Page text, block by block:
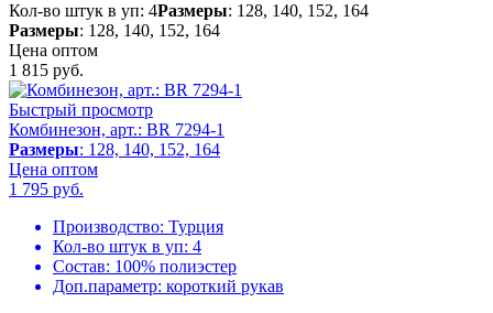
Кол-во штук в уп: 4Размеры: 128, 140, 152, 164
Размеры: 128, 140, 152, 164
Цена оптом
1 815 руб.
Быстрый просмотр
Комбинезон, арт.: BR 7294-1
Размеры: 128, 140, 152, 164
Цена оптом
1 795 руб.
Производство: Турция
Кол-во штук в уп: 4
Состав: 100% полиэстер
Доп.параметр: короткий рукав